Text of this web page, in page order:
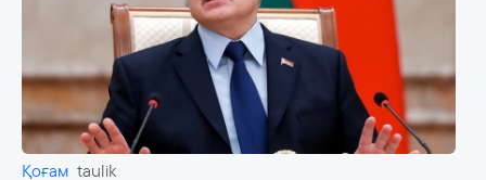
Қоғам taulik